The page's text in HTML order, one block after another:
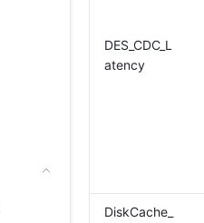
DES_CDC_L
atency
DiskCache_